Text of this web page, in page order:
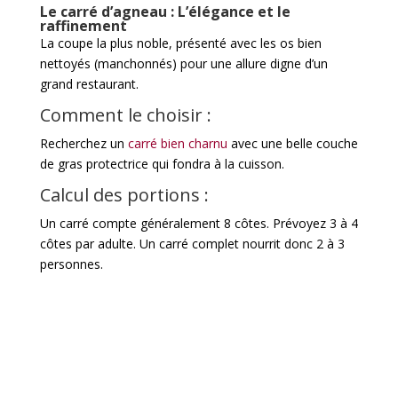
Le carré d’agneau : L’élégance et le
raffinement
La coupe la plus noble, présenté avec les os bien
nettoyés (manchonnés) pour une allure digne d’un
grand restaurant.
Comment le choisir :
Recherchez un carré bien charnu avec une belle couche
de gras protectrice qui fondra à la cuisson.
Calcul des portions :
Un carré compte généralement 8 côtes. Prévoyez 3 à 4
côtes par adulte. Un carré complet nourrit donc 2 à 3
personnes.